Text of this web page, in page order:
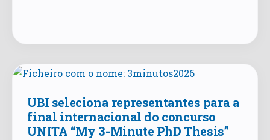
UBI seleciona representantes para a
final internacional do concurso
UNITA “My 3-Minute PhD Thesis”